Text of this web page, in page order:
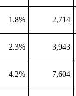
1.8% 2,714
2.3% 3,943
4.2% 7,604